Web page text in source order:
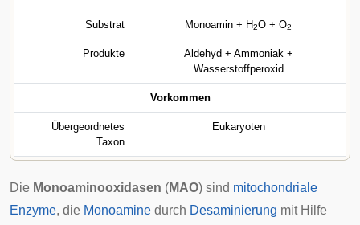
Substrat Monoamin + H2O + O2
Produkte
Aldehyd + Ammoniak +
Wasserstoffperoxid
Vorkommen
Übergeordnetes
Taxon
Eukaryoten
Die Monoaminooxidasen (MAO) sind mitochondriale
Enzyme, die Monoamine durch Desaminierung mit Hilfe